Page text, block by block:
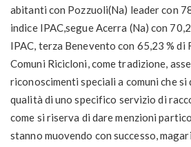
abitanti con Pozzuoli(Na) leader con
indice IPAC,segue Acerra (Na) con
IPAC, terza Benevento con 65,23 % di
Comuni Ricicloni, come tradizione,
riconoscimenti speciali a comuni che
qualità di uno specifico servizio di
come si riserva di dare menzioni
stanno muovendo con successo,